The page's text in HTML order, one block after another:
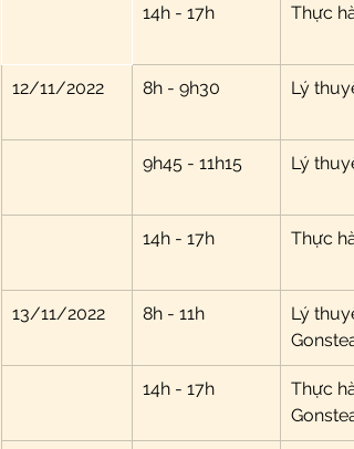
14h - 17h Thực
12/11/2022 8h - 9h30 Lý
9h45 - 11h15 Lý
14h - 17h Thực
13/11/2022 8h - 11h
Lý
14h - 17h
Thực